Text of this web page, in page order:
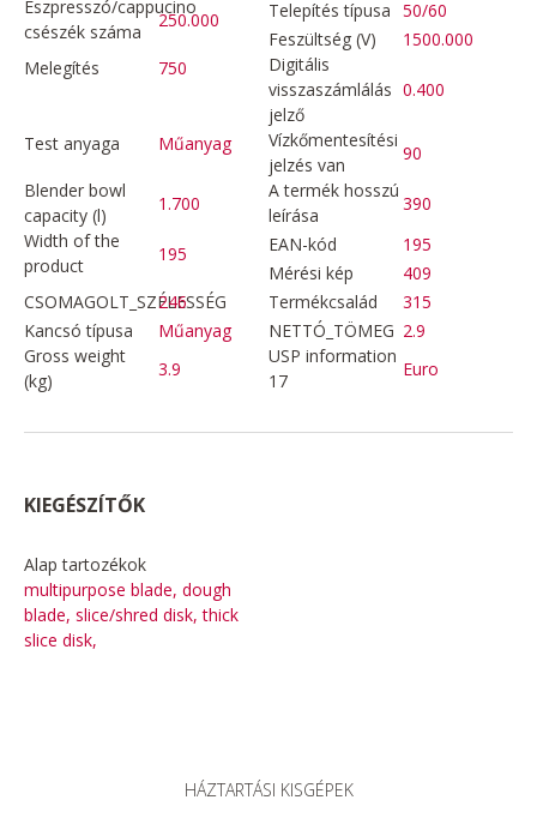
Eszpresszó/cappucino
csészék száma
250.000 Telepítés típusa 50/60
Feszültség (V)
1500.000
Melegítés
750
Digitális
visszaszámlálás
jelző
0.400
Test anyaga Műanyag
Vízkőmentesítési
jelzés van
90
Blender bowl
capacity (l)
1.700
A termék hosszú
leírása
390
Width of the
product
195 EAN-kód
195
Mérési kép
409
CSOMAGOLT_SZÉLESSÉG
246 Termékcsalád
315
Kancsó típusa
Műanyag NETTÓ_TÖMEG 2.9
Gross weight
(kg)
3.9
USP information
17
Euro
KIEGÉSZÍTŐK
Alap tartozékok
multipurpose blade, dough
blade, slice/shred disk, thick
slice disk,
HÁZTARTÁSI KISGÉPEK